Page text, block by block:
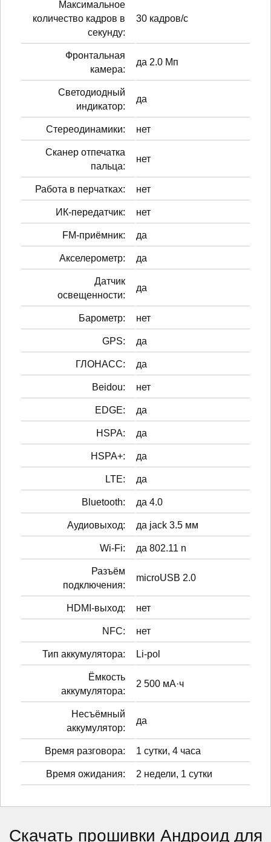
Максимальное
количество кадров в
секунду:
30 кадров/с
Фронтальная
камера:
да 2.0 Мп
Светодиодный
индикатор:
да
Стереодинамики: нет
Сканер отпечатка
пальца:
нет
Работа в перчатках: нет
ИК-передатчик: нет
FM-приёмник: да
Акселерометр: да
Датчик
освещенности:
да
Барометр: нет
GPS: да
ГЛОНАСС: да
Beidou: нет
EDGE: да
HSPA: да
HSPA+: да
LTE: да
Bluetooth: да 4.0
Аудиовыход: да jack 3.5 мм
Wi-Fi: да 802.11 n
Разъём
подключения:
microUSB 2.0
HDMI-выход: нет
NFC: нет
Тип аккумулятора: Li-pol
Ёмкость
аккумулятора:
2 500 мА·ч
Несъёмный
аккумулятор:
да
Время разговора: 1 сутки, 4 часа
Время ожидания: 2 недели, 1 сутки
Скачать прошивки Андроид для